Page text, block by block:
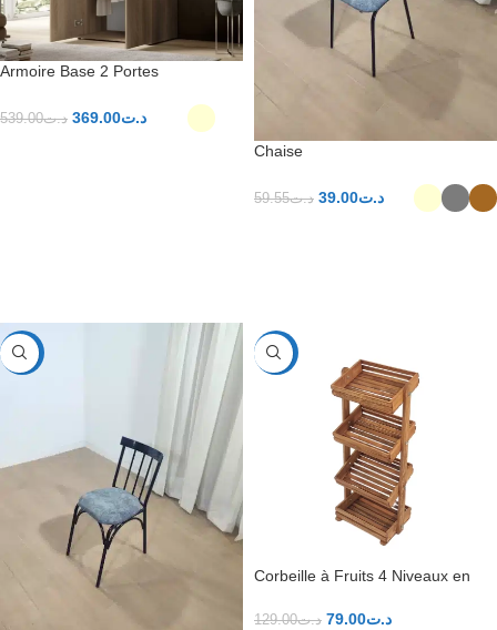
Armoire Base 2 Portes
د.ت539.00 د.ت369.00
Chaise
د.ت59.55 د.ت39.00
-31% -39%
Corbeille à Fruits 4 Niveaux en
د.ت129.00 د.ت79.00